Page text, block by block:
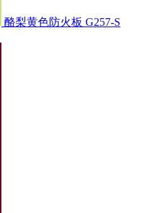
酪梨黄色防火板 G257-S